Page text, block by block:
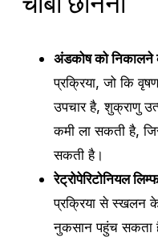
अंडकोष को निकालने
प्रक्रिया, जो कि
उपचार है, शुक्राणु
कमी ला सकती है,
सकती है।
रेट्रोपेरिटोनियल
प्रक्रिया से स्खलन
नुकसान पहुंच सकता